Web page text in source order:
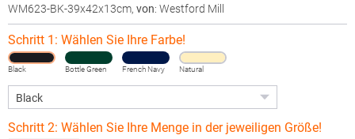
WM623-BK-39x42x13cm, von: Westford Mill
Schritt 1: Wählen Sie Ihre Farbe!
Black Bottle Green French Navy Natural
Schritt 2: Wählen Sie Ihre Menge in der jeweiligen Größe!